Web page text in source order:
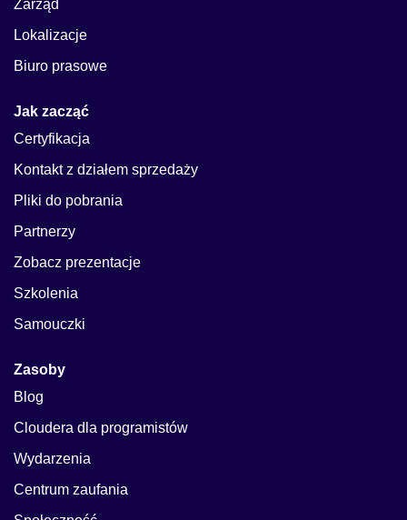
Zarząd
Lokalizacje
Biuro prasowe
Jak zacząć
Certyfikacja
Kontakt z działem sprzedaży
Pliki do pobrania
Partnerzy
Zobacz prezentacje
Szkolenia
Samouczki
Zasoby
Blog
Cloudera dla programistów
Wydarzenia
Centrum zaufania